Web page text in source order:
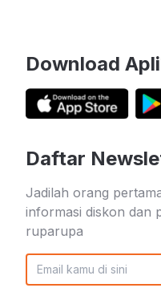
Download
Daftar
Jadilah orang
informasi diskon dan
ruparupa